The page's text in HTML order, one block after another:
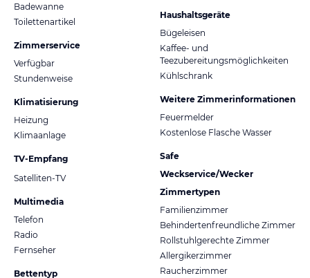
Badewanne
Toilettenartikel
Zimmerservice
Verfügbar
Stundenweise
Klimatisierung
Heizung
Klimaanlage
TV-Empfang
Satelliten-TV
Multimedia
Telefon
Radio
Fernseher
Bettentyp
Haushaltsgeräte
Bügeleisen
Kaffee- und
Teezubereitungsmöglichkeiten
Kühlschrank
Weitere Zimmerinformationen
Feuermelder
Kostenlose Flasche Wasser
Safe
Weckservice/Wecker
Zimmertypen
Familienzimmer
Behindertenfreundliche Zimmer
Rollstuhlgerechte Zimmer
Allergikerzimmer
Raucherzimmer